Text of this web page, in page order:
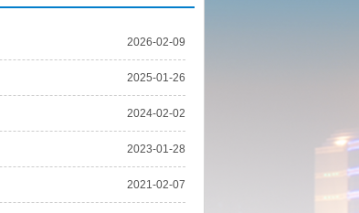
2026-02-09
2025-01-26
2024-02-02
2023-01-28
2021-02-07